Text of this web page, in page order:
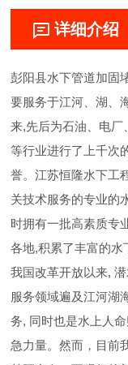
详细介绍
彭阳县水下管道加
要服务于江河、湖、
来,先后为石油、电厂
等行业进行了上千次
誉。江苏恒隆水下工
关技术服务的专业的
时拥有一批高素质专
各地,积累了丰富的水
我国改革开放以来,
服务领域遍及江河湖
务, 同时也是水上人
急力量。然而，目前